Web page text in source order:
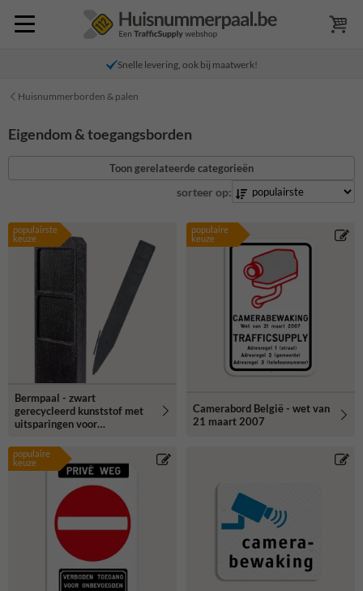
Snelle levering, ook bij maatwerk!
Huisnummerborden & palen
Eigendom & toegangsborden
Toon gerelateerde categorieën
sorteer op:
populairste
keuze
Bermpaal - zwart
gerecycleerd kunststof met
uitsparingen voor
1250x150x40mm
populaire
keuze
Camerabord België - wet van
21 maart 2007
populaire
keuze